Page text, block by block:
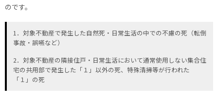
のです。
1．対象不動産で発生した自然死・日常生活の中での不慮の死（転倒
事故・誤嚥など）
2．対象不動産の隣接住戸・日常生活において通常使用しない集合住
宅の共用部で発生した「１」以外の死、特殊清掃等が行われた
「１」の死